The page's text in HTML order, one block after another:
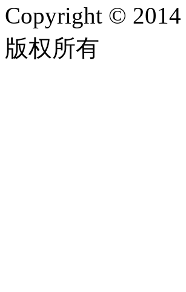
Copyright ©
版权所有